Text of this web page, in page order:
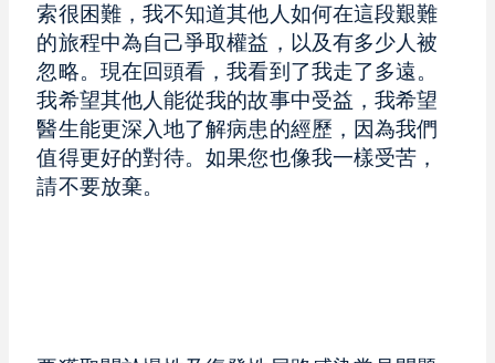
索很困難，我不知道其他人如何在這段艱難
的旅程中為自己爭取權益，以及有多少人被
忽略。現在回頭看，我看到了我走了多遠。
我希望其他人能從我的故事中受益，我希望
醫生能更深入地了解病患的經歷，因為我們
值得更好的對待。如果您也像我一樣受苦，
請不要放棄。